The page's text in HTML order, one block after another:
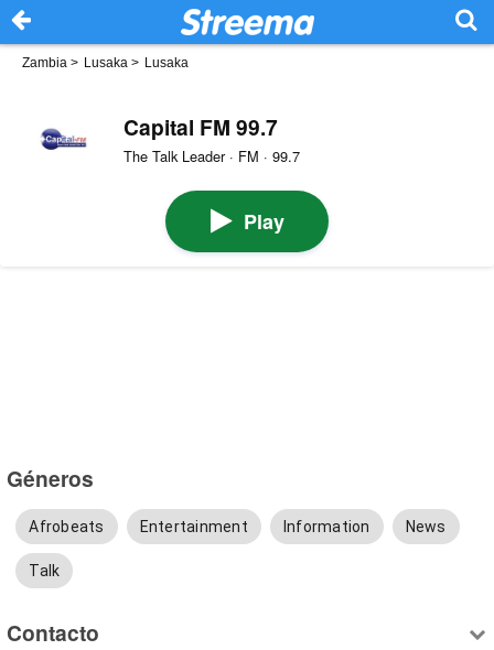
Zambia > Lusaka > Lusaka
Capital FM 99.7
The Talk Leader · FM · 99.7
Play
Géneros
Afrobeats Entertainment Information News
Talk
Contacto